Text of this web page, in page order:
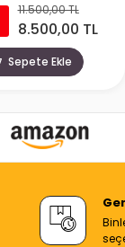
11.500,00 TL
8.500,00 TL
Sepete Ekle